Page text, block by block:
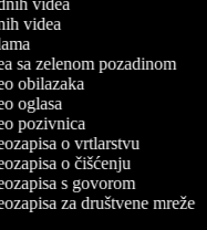
videa
videa
sa zelenom pozadinom
obilazaka
oglasa
pozivnica
o vrtlarstvu
o čišćenju
s govorom
za društvene mreže